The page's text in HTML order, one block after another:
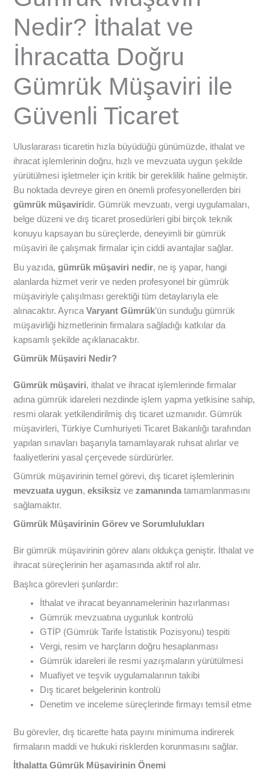
Nedir? İthalat ve
İhracatta Doğru
Gümrük Müşaviri ile
Güvenli Ticaret
Uluslararası ticaretin hızla büyüdüğü günümüzde, ithalat ve
ihracat işlemlerinin doğru, hızlı ve mevzuata uygun şekilde
yürütülmesi işletmeler için kritik bir gereklilik haline gelmiştir.
Bu noktada devreye giren en önemli profesyonellerden biri
gümrük müşaviridir. Gümrük mevzuatı, vergi uygulamaları,
belge düzeni ve dış ticaret prosedürleri gibi birçok teknik
konuyu kapsayan bu süreçlerde, deneyimli bir gümrük
müşaviri ile çalışmak firmalar için ciddi avantajlar sağlar.
Bu yazıda,gümrük müşaviri nedir, ne iş yapar, hangi
alanlarda hizmet verir ve neden profesyonel bir gümrük
müşaviriyle çalışılması gerektiği tüm detaylarıyla ele
alınacaktır. AyrıcaVaryant Gümrük’ün sunduğu gümrük
müşavirliği hizmetlerinin firmalara sağladığı katkılar da
kapsamlı şekilde açıklanacaktır.
Gümrük Müşaviri Nedir?
Gümrük müşaviri, ithalat ve ihracat işlemlerinde firmalar
adına gümrük idareleri nezdinde işlem yapma yetkisine sahip,
resmi olarak yetkilendirilmiş dış ticaret uzmanıdır. Gümrük
müşavirleri, Türkiye Cumhuriyeti Ticaret Bakanlığı tarafından
yapılan sınavları başarıyla tamamlayarak ruhsat alırlar ve
faaliyetlerini yasal çerçevede sürdürürler.
Gümrük müşavirinin temel görevi, dış ticaret işlemlerinin
mevzuata uygun,eksiksiz vezamanında tamamlanmasını
sağlamaktır.
Gümrük Müşavirinin Görev ve Sorumlulukları
Bir gümrük müşavirinin görev alanı oldukça geniştir. İthalat ve
ihracat süreçlerinin her aşamasında aktif rol alır.
Başlıca görevleri şunlardır:
İthalat ve ihracat beyannamelerinin hazırlanması
Gümrük mevzuatına uygunluk kontrolü
GTİP (Gümrük Tarife İstatistik Pozisyonu) tespiti
Vergi, resim ve harçların doğru hesaplanması
Gümrük idareleri ile resmi yazışmaların yürütülmesi
Muafiyet ve teşvik uygulamalarının takibi
Dış ticaret belgelerinin kontrolü
Denetim ve inceleme süreçlerinde firmayı temsil etme
Bu görevler, dış ticarette hata payını minimuma indirerek
firmaların maddi ve hukuki risklerden korunmasını sağlar.
İthalatta Gümrük Müşavirinin Önemi